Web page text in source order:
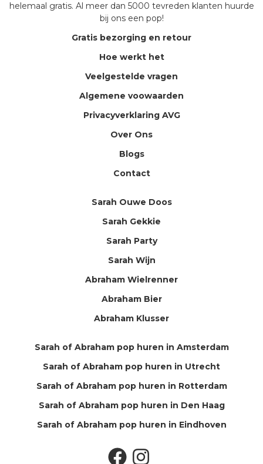
helemaal gratis. Al meer dan 5000 tevreden klanten huurde
bij ons een pop!
Gratis bezorging en retour
Hoe werkt het
Veelgestelde vragen
Algemene voowaarden
Privacyverklaring AVG
Over Ons
Blogs
Contact
Sarah Ouwe Doos
Sarah Gekkie
Sarah Party
Sarah Wijn
Abraham Wielrenner
Abraham Bier
Abraham Klusser
Sarah of Abraham pop huren in Amsterdam
Sarah of Abraham pop huren in Utrecht
Sarah of Abraham pop huren in Rotterdam
Sarah of Abraham pop huren in Den Haag
Sarah of Abraham pop huren in Eindhoven